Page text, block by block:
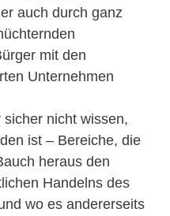
auch durch ganz
mit den
Unternehmen
nicht wissen,
ist – Bereiche, die
heraus den
Handelns des
wo es andererseits